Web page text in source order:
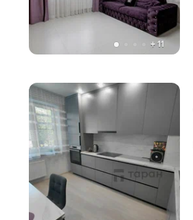
+ 11